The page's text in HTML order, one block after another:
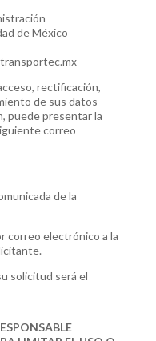
de México
rectificación,
de sus datos
puede presentar la
correo
de la
correo electrónico a la
solicitud será el